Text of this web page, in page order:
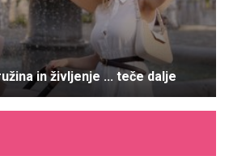
in življenje ... teče dalje